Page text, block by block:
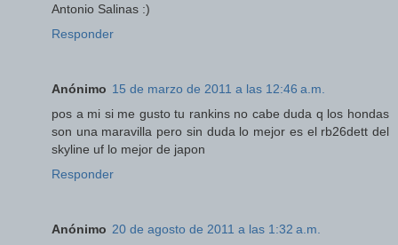
Antonio Salinas :)
Responder
Anónimo 15 de marzo de 2011 a las 12:46 a.m.
pos a mi si me gusto tu rankins no cabe duda q los hondas
son una maravilla pero sin duda lo mejor es el rb26dett del
skyline uf lo mejor de japon
Responder
Anónimo 20 de agosto de 2011 a las 1:32 a.m.